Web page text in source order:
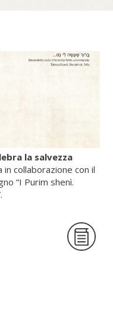
la salvezza
collaborazione con il
“I Purim shenì.
per la prima
storiche